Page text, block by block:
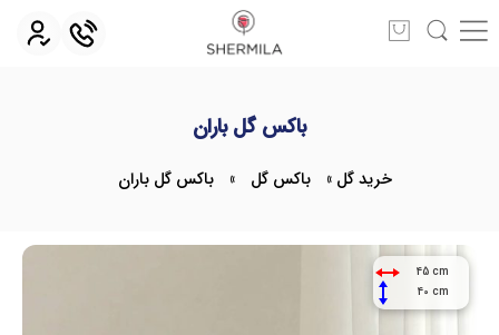
باکس گل باران
خرید گل » باکس گل » باکس گل باران
45 cm
40 cm